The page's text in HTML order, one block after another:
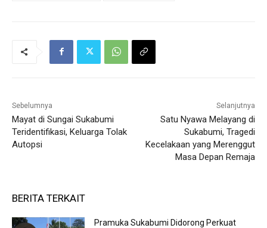
Sebelumnya
Mayat di Sungai Sukabumi
Teridentifikasi, Keluarga Tolak
Autopsi
Selanjutnya
Satu Nyawa Melayang di
Sukabumi, Tragedi
Kecelakaan yang Merenggut
Masa Depan Remaja
BERITA TERKAIT
Pramuka Sukabumi Didorong Perkuat